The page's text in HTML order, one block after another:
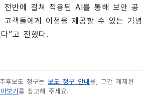
전반에 걸쳐 적용된 AI를 통해 보안 공
고객들에게 이점을 제공할 수 있는 기념
”고 전했다.
후보도 청구는 보도 청구 안내 를, 그간 게재된
보기 를 참고해 주세요.